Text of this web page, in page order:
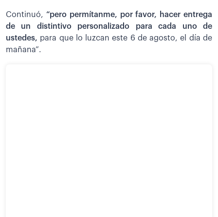
Continuó, “pero permítanme, por favor, hacer entrega
de un distintivo personalizado para cada uno de
ustedes, para que lo luzcan este 6 de agosto, el día de
mañana”.